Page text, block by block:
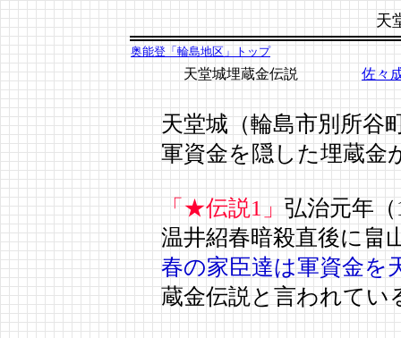
天
奥能登「輪島地区」トップ
天堂城埋蔵金伝説 佐々
天堂城（輪島市別所谷
軍資金を隠した埋蔵金
「★伝説1」弘治元年（
温井紹春暗殺直後に畠
春の家臣達は軍資金を
蔵金伝説と言われてい